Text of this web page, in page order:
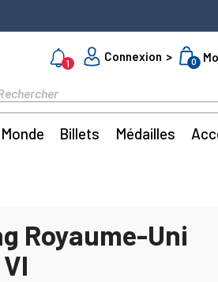
1
Connexion 0
Monde Billets Médailles
Royaume-Uni